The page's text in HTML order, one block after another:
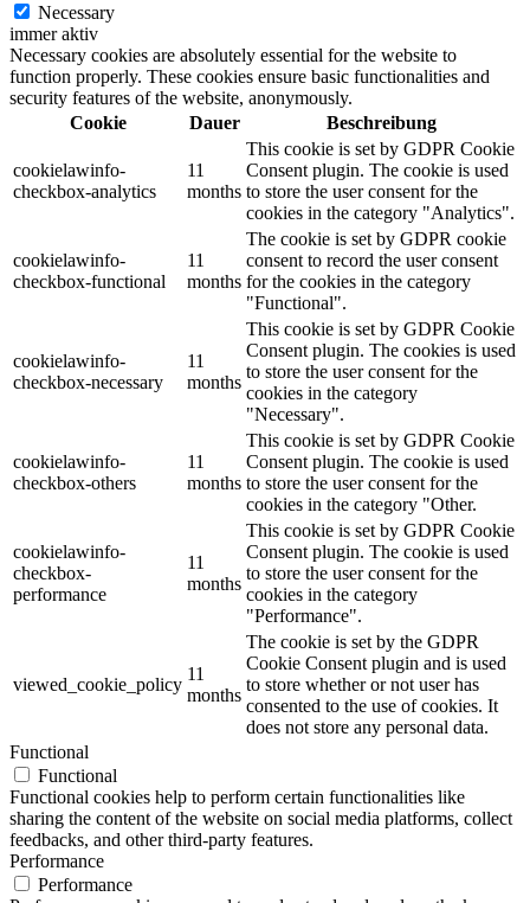
Necessary
immer aktiv
Necessary cookies are absolutely essential for the website to
function properly. These cookies ensure basic functionalities and
security features of the website, anonymously.
Cookie
Dauer Beschreibung
cookielawinfo-
checkbox-analytics
11
months
This cookie is set by GDPR Cookie
Consent plugin. The cookie is used
to store the user consent for the
cookies in the category "Analytics".
cookielawinfo-
checkbox-functional
11
months
The cookie is set by GDPR cookie
consent to record the user consent
for the cookies in the category
"Functional".
cookielawinfo-
checkbox-necessary
11
months
This cookie is set by GDPR Cookie
Consent plugin. The cookies is used
to store the user consent for the
cookies in the category
"Necessary".
cookielawinfo-
checkbox-others
11
months
This cookie is set by GDPR Cookie
Consent plugin. The cookie is used
to store the user consent for the
cookies in the category "Other.
cookielawinfo-
checkbox-
performance
11
months
This cookie is set by GDPR Cookie
Consent plugin. The cookie is used
to store the user consent for the
cookies in the category
"Performance".
viewed_cookie_policy
11
months
The cookie is set by the GDPR
Cookie Consent plugin and is used
to store whether or not user has
consented to the use of cookies. It
does not store any personal data.
Functional
Functional
Functional cookies help to perform certain functionalities like
sharing the content of the website on social media platforms, collect
feedbacks, and other third-party features.
Performance
Performance